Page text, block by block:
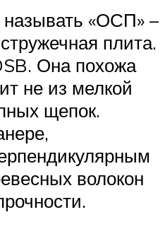
«ОСП» –
плита.
Она похожа
не из мелкой
щепок.
волокон